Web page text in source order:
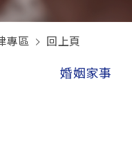
專區 回上頁
婚姻家事